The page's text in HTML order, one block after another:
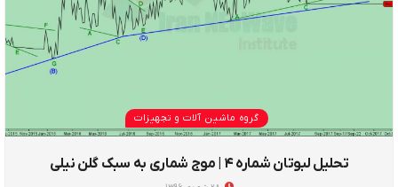
گروه ماشین آلات و تجهیزات
تحلیل لبوتان شماره ۴ | موج شماری به سبک گلن نیلی